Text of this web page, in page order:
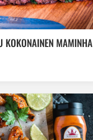
KOKONAINEN MAMINHA